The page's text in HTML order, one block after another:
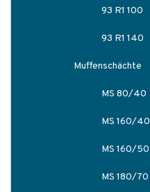
93 R1 100
93 R1 140
Muffenschächte
MS 80/40
MS 160/40
MS 160/50
MS 180/70